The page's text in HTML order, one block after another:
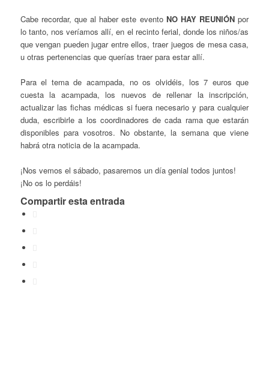
Cabe recordar, que al haber este evento NO HAY REUNIÓN por
lo tanto, nos veríamos allí, en el recinto ferial, donde los niños/as
que vengan pueden jugar entre ellos, traer juegos de mesa casa,
u otras pertenencias que querías traer para estar allí.
Para el tema de acampada, no os olvidéis, los 7 euros que
cuesta la acampada, los nuevos de rellenar la inscripción,
actualizar las fichas médicas si fuera necesario y para cualquier
duda, escribirle a los coordinadores de cada rama que estarán
disponibles para vosotros. No obstante, la semana que viene
habrá otra noticia de la acampada.
¡Nos vemos el sábado, pasaremos un día genial todos juntos!
¡No os lo perdáis!
Compartir esta entrada